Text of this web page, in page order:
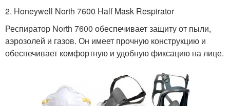
2. Honeywell North 7600 Half Mask Respirator
Респиратор North 7600 обеспечивает защиту от пыли,
аэрозолей и газов. Он имеет прочную конструкцию и
обеспечивает комфортную и удобную фиксацию на лице.